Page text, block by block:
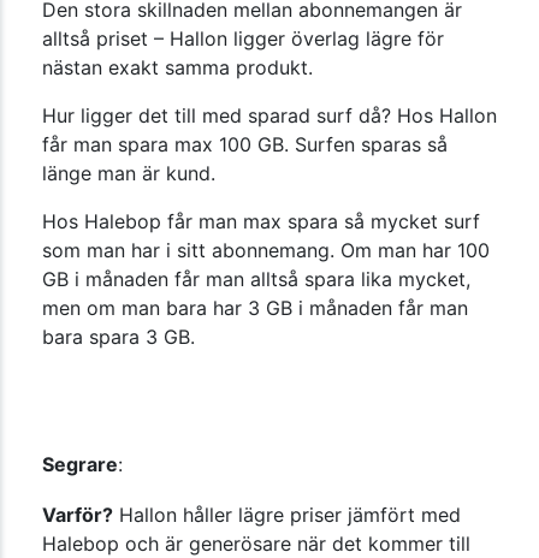
Den stora skillnaden mellan abonnemangen är
alltså priset – Hallon ligger överlag lägre för
nästan exakt samma produkt.
Hur ligger det till med sparad surf då? Hos Hallon
får man spara max 100 GB. Surfen sparas så
länge man är kund.
Hos Halebop får man max spara så mycket surf
som man har i sitt abonnemang. Om man har 100
GB i månaden får man alltså spara lika mycket,
men om man bara har 3 GB i månaden får man
bara spara 3 GB.
Segrare:
Varför? Hallon håller lägre priser jämfört med
Halebop och är generösare när det kommer till